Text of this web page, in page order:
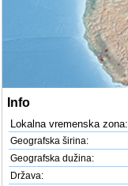
Info
Lokalna vremenska zona:
Geografska širina:
Geografska dužina:
Država: